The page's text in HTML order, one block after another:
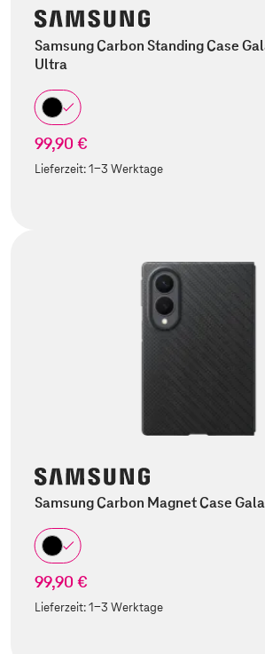
Samsung Carbon Standing Case
Ultra
99,90 €
Lieferzeit:1-3 Werktage
Samsung Carbon Magnet Case
99,90 €
Lieferzeit:1-3 Werktage